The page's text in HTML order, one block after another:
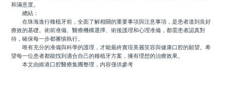
和滿意度。
總結：
在珠海進行種植牙前，全面了解相關的重要事項與注意事項，是患者達到良好
療效的基礎。術前准備、醫療機構選擇、術後護理和心理准備，都需患者認真對
待，確保每一步都審慎執行。
唯有充分的准備與科學的護理，才能最終實現美麗笑容與健康口腔的願望。希
望每一位患者都能找到適合自己的種植牙方案，擁有理想的治療效果。
本文由維港口腔醫療集團整理，內容僅供參考